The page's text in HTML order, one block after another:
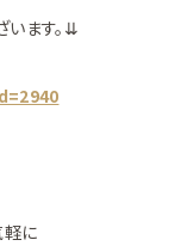
います。⇊
軽に